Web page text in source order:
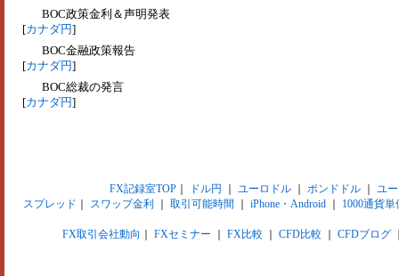
BOC政策金利＆声明発表
[カナダ円]
BOC金融政策報告
[カナダ円]
BOC総裁の発言
[カナダ円]
FX記録室TOP｜ ドル円 ユーロドル｜ ポンドドル｜ ユ
スプレッド
スワップ金利 取引可能時間 iPhone・Android 1000通貨単
FX取引会社動向 FXセミナー FX比較 CFD比較 CFDブログ